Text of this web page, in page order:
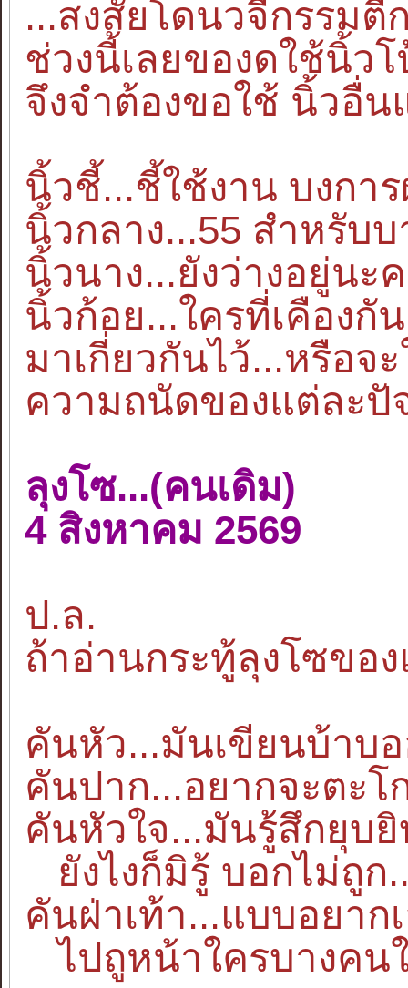
...สงสัยโดนวจีกรรมตี
ช่วงนี้เลยของดใช้นิ้ว
จึงจำต้องขอใช้ นิ้วอื่
นิ้วชี้...ชี้ใช้งาน บงกา
นิ้วกลาง...55 สำหรับ
นิ้วนาง...ยังว่างอยู่นะ
นิ้วก้อย...ใครที่เคืองกั
มาเกี่ยวกันไว้...หรือ
ความถนัดของแต่ละปั
ลุงโซ...(คนเดิม)
4 สิงหาคม 2569
ป.ล.
ถ้าอ่านกระทู้ลุงโซขอ
คันหัว...มันเขียนบ้าบ
คันปาก...อยากจะตะโ
คันหัวใจ...มันรู้สึกยุบ
ยังไงก็มิรู้ บอกไม่ถูก
คันฝ่าเท้า...แบบอยาก
ไปถูหน้าใครบางค